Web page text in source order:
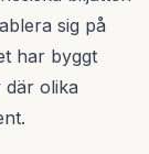
sig på
har byggt
olika